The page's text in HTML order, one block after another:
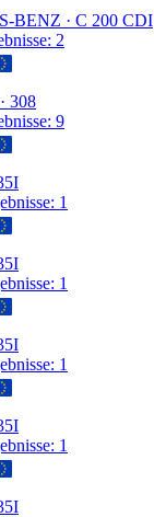
BENZ · C 200 CDI
: 2
· 308
: 9
: 1
: 1
: 1
: 1